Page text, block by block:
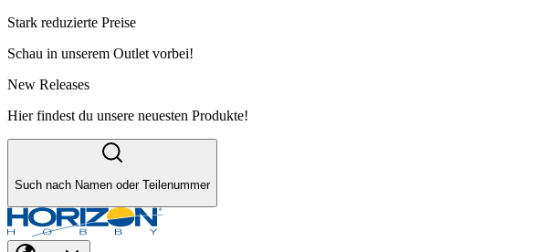
Stark reduzierte Preise
Schau in unserem Outlet vorbei!
New Releases
Hier findest du unsere neuesten Produkte!
Such nach Namen oder Teilenummer